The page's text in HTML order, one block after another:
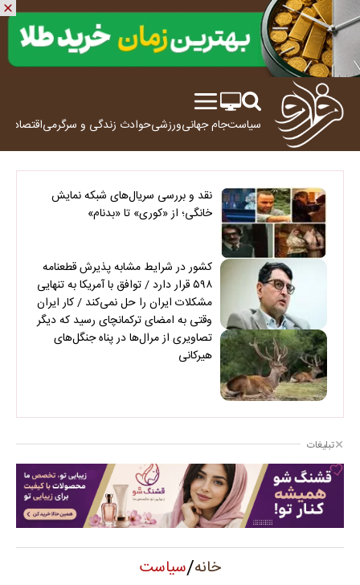
سیاستجام جهانیورزشیحوادث زندگی و سرگرمیاقتصاد
نقد و بررسی سریال‌های شبکه نمایش
خانگی؛ از «کوری» تا «بدنام»
کشور در شرایط مشابه پذیرش قطعنامه
۵۹۸ قرار دارد / توافق با آمریکا به تنهایی
مشکلات ایران را حل نمی‌کند / کار ایران
وقتی به امضای ترکمانچای رسید که دیگر
چاره‌ای نبود
تصاویری از مرال‌ها در پناه جنگل‌های
هیرکانی
تبلیغات
خانه/سیاست